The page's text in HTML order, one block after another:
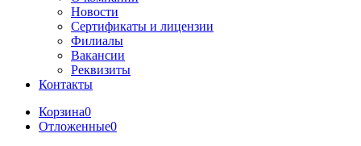
Новости
Сертификаты и лицензии
Филиалы
Вакансии
Реквизиты
Контакты
Корзина0
Отложенные0